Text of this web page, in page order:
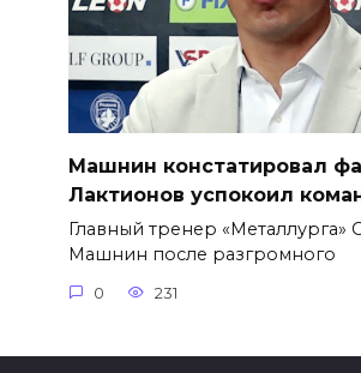
Машнин констатировал
Лактионов успокоил
Главный тренер «Металлурга»
Машнин после разгромного
0 231